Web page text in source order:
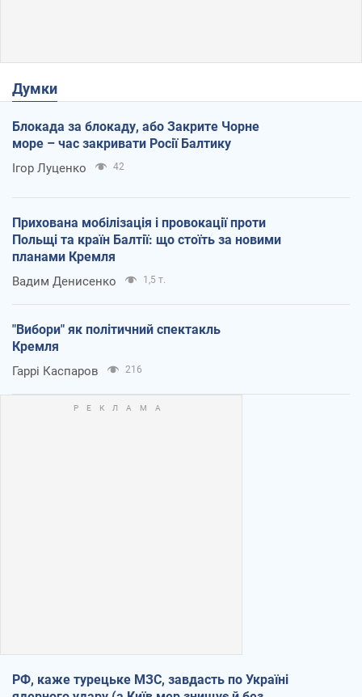
Думки
Блокада за блокаду, або Закрите Чорне
море – час закривати Росії Балтику
Ігор Луценко 42
Прихована мобілізація і провокації проти
Польщі та країн Балтії: що стоїть за новими
планами Кремля
Вадим Денисенко 1,5 т.
"Вибори" як політичний спектакль
Кремля
Гаррі Каспаров 216
РФ, каже турецьке МЗС, завдасть по Україні